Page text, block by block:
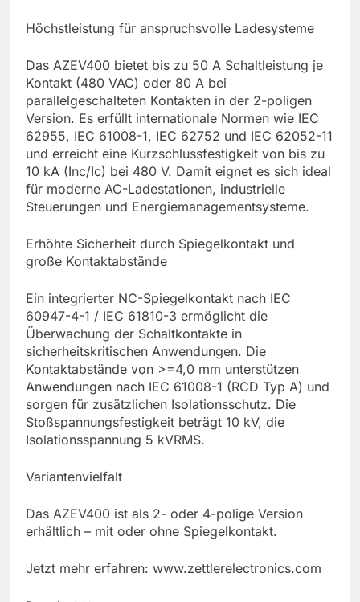
Höchstleistung für anspruchsvolle Ladesysteme
Das AZEV400 bietet bis zu 50 A Schaltleistung je
Kontakt (480 VAC) oder 80 A bei
parallelgeschalteten Kontakten in der 2-poligen
Version. Es erfüllt internationale Normen wie IEC
62955, IEC 61008-1, IEC 62752 und IEC 62052-11
und erreicht eine Kurzschlussfestigkeit von bis zu
10 kA (Inc/Ic) bei 480 V. Damit eignet es sich ideal
für moderne AC-Ladestationen, industrielle
Steuerungen und Energiemanagementsysteme.
Erhöhte Sicherheit durch Spiegelkontakt und
große Kontaktabstände
Ein integrierter NC-Spiegelkontakt nach IEC
60947-4-1 / IEC 61810-3 ermöglicht die
Überwachung der Schaltkontakte in
sicherheitskritischen Anwendungen. Die
Kontaktabstände von >=4,0 mm unterstützen
Anwendungen nach IEC 61008-1 (RCD Typ A) und
sorgen für zusätzlichen Isolationsschutz. Die
Stoßspannungsfestigkeit beträgt 10 kV, die
Isolationsspannung 5 kVRMS.
Variantenvielfalt
Das AZEV400 ist als 2- oder 4-polige Version
erhältlich – mit oder ohne Spiegelkontakt.
Jetzt mehr erfahren: www.zettlerelectronics.com